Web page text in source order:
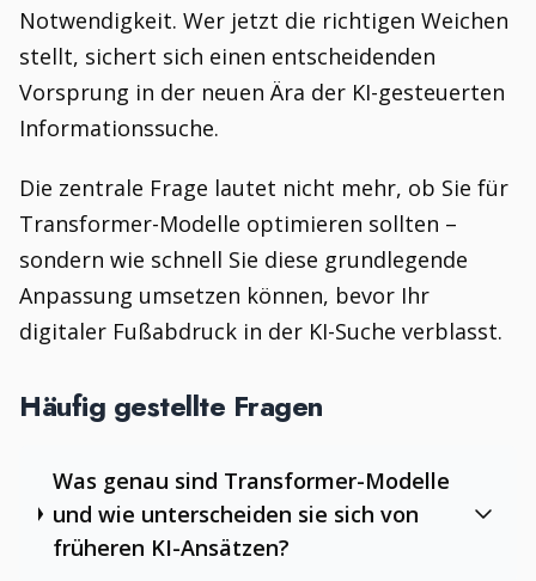
Notwendigkeit. Wer jetzt die richtigen Weichen
stellt, sichert sich einen entscheidenden
Vorsprung in der neuen Ära der KI-gesteuerten
Informationssuche.
Die zentrale Frage lautet nicht mehr, ob Sie für
Transformer-Modelle optimieren sollten –
sondern wie schnell Sie diese grundlegende
Anpassung umsetzen können, bevor Ihr
digitaler Fußabdruck in der KI-Suche verblasst.
Häufig gestellte Fragen
Was genau sind Transformer-Modelle
und wie unterscheiden sie sich von
früheren KI-Ansätzen?